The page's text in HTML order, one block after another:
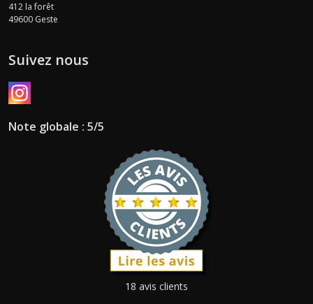
412 la forêt
49600 Geste
Suivez nous
Note globale : 5/5
18 avis clients